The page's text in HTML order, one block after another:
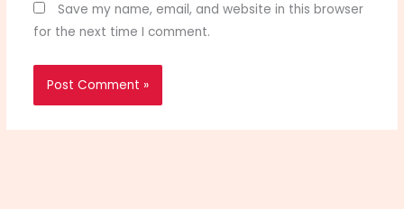
Save my name, email, and website in this browser
for the next time I comment.